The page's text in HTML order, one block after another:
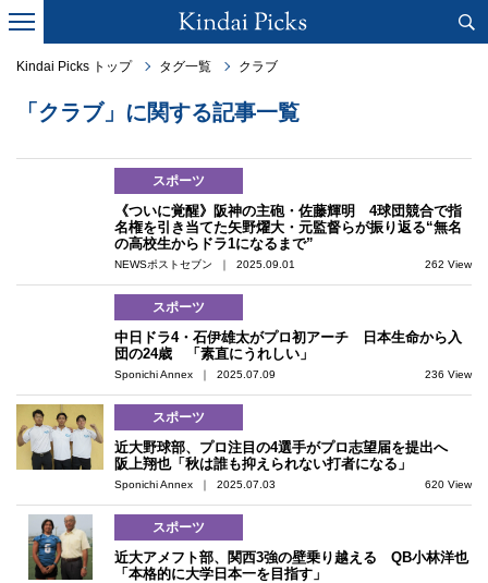
Kindai Picks トップ タグ一覧 クラブ
「クラブ」に関する記事一覧
スポーツ
《ついに覚醒》阪神の主砲・佐藤輝明 4球団競合で指
名権を引き当てた矢野燿大・元監督らが振り返る“無名
の高校生からドラ1になるまで”
NEWSポストセブン ｜ 2025.09.01 262 View
スポーツ
中日ドラ4・石伊雄太がプロ初アーチ 日本生命から入
団の24歳 「素直にうれしい」
Sponichi Annex ｜ 2025.07.09 236 View
スポーツ
近大野球部、プロ注目の4選手がプロ志望届を提出へ
阪上翔也「秋は誰も抑えられない打者になる」
Sponichi Annex ｜ 2025.07.03 620 View
スポーツ
近大アメフト部、関西3強の壁乗り越える QB小林洋也
「本格的に大学日本一を目指す」